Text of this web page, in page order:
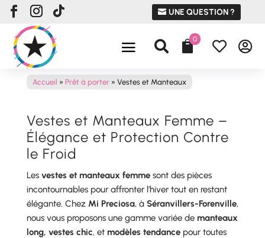
UNE QUESTION ?
 0  
Accueil » Prêt à porter» Vestes et Manteaux
Vestes et Manteaux Femme –
Élégance et Protection Contre
le Froid
Les vestes et manteaux femmesont des pièces
incontournables pour affronter l’hiver tout en restant
élégante. Chez Mi Preciosa, à Séranvillers-Forenville,
nous vous proposons une gamme variée de manteaux
long, vestes chic, et modèles tendancepour toutes